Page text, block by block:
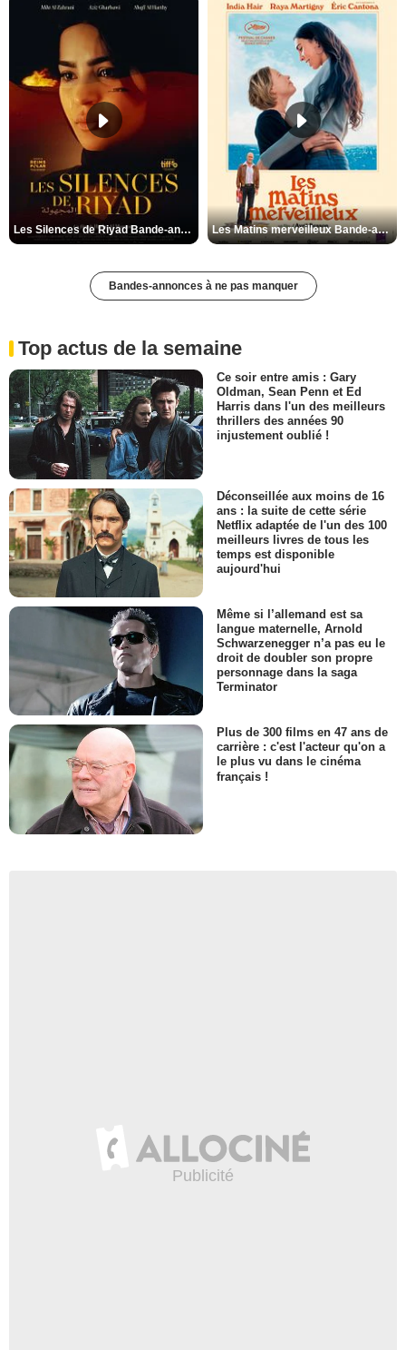
Les Silences de Riyad Bande-annonce VO STFR Les Matins merveilleux Bande-annonce VF
Bandes-annonces à ne pas manquer
Top actus de la semaine
Ce soir entre amis : Gary
Oldman, Sean Penn et Ed
Harris dans l'un des meilleurs
thrillers des années 90
injustement oublié !
Déconseillée aux moins de 16
ans : la suite de cette série
Netflix adaptée de l'un des 100
meilleurs livres de tous les
temps est disponible
aujourd'hui
Même si l’allemand est sa
langue maternelle, Arnold
Schwarzenegger n’a pas eu le
droit de doubler son propre
personnage dans la saga
Terminator
Plus de 300 films en 47 ans de
carrière : c'est l'acteur qu'on a
le plus vu dans le cinéma
français !